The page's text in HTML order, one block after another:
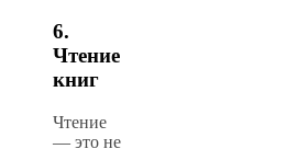
6.
Чтение
книг
Чтение
— это не